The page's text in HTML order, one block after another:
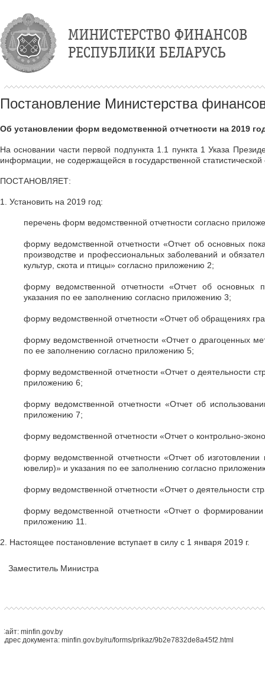
Постановление Министерства
Об установлении форм ведомственной отчетности на 2019
На основании части первой подпункта 1.1 пункта 1 Указа
информации, не содержащейся в государственной
ПОСТАНОВЛЯЕТ:
1. Установить на 2019 год:
перечень форм ведомственной отчетности согласно
форму ведомственной отчетности «Отчет об основных
производстве и профессиональных заболеваний и
культур, скота и птицы» согласно приложению 2;
форму ведомственной отчетности «Отчет об основных
указания по ее заполнению согласно приложению 3;
форму ведомственной отчетности «Отчет об обращениях
форму ведомственной отчетности «Отчет о драгоценных
по ее заполнению согласно приложению 5;
форму ведомственной отчетности «Отчет о деятельности
приложению 6;
форму ведомственной отчетности «Отчет об
приложению 7;
форму ведомственной отчетности «Отчет о контрольно-
форму ведомственной отчетности «Отчет об
ювелир)» и указания по ее заполнению согласно
форму ведомственной отчетности «Отчет о деятельности
форму ведомственной отчетности «Отчет о
приложению 11
2. Настоящее постановление вступает в силу с 1 января 2019 г.
Заместитель Министра
Сайт: minfin.gov.by
Адрес документа: minfin.gov.by/ru/forms/prikaz/9b2e7832de8a45f2.html